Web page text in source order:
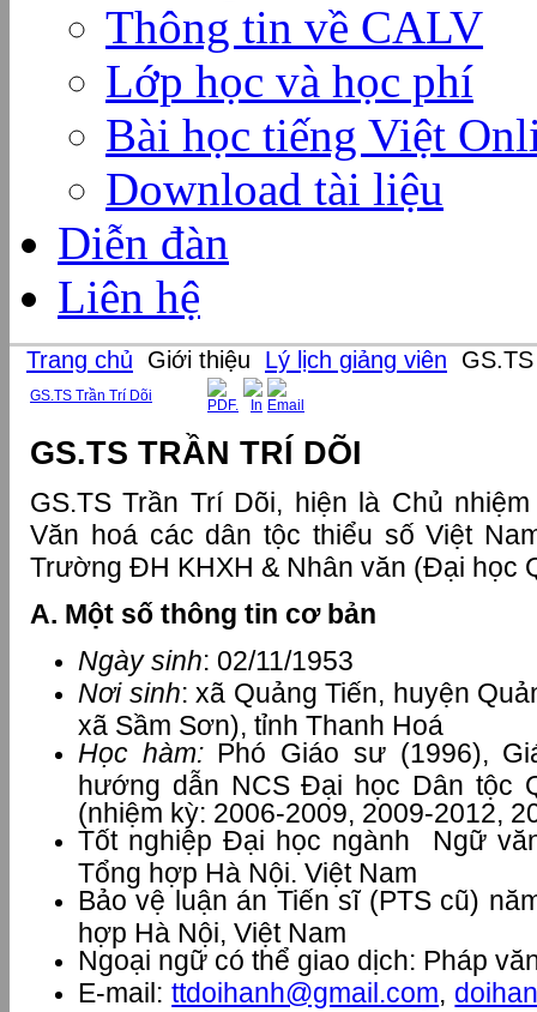
Thông tin về CALV
Lớp học và học phí
Bài học tiếng Việt
Download tài liệu
Diễn đàn
Liên hệ
Trang chủ Giới thiệu Lý lịch giảng viên
GS.TS Trần Trí Dõi
GS.TS TRẦN TRÍ DÕI
GS.TS Trần Trí Dõi, hiện là Chủ
Văn hoá các dân tộc thiểu số Việt
Trường ĐH KHXH & Nhân văn (Đại học
A. Một số thông tin cơ bản
Ngày sinh: 02/11/1953
Nơi sinh: xã Quảng Tiến, huyện
xã Sầm Sơn), tỉnh Thanh Hoá
Học hàm: Phó Giáo sư (1996),
hướng dẫn NCS Đại học Dân tộc
(nhiệm kỳ: 2006-2009, 2009-2012,
Tốt nghiệp Đại học ngành Ngữ
Tổng hợp Hà Nội. Việt Nam
Bảo vệ luận án Tiến sĩ (PTS cũ)
hợp Hà Nội, Việt Nam
Ngoại ngữ có thể giao dịch: Pháp
E-mail:ttdoihanh@gmail.com,